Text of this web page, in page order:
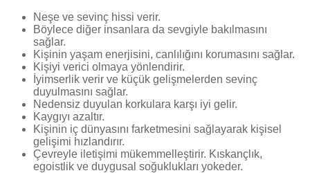
Neşe ve sevinç hissi verir.
Böylece diğer insanlara da sevgiyle bakılmasını
sağlar.
Kişinin yaşam enerjisini, canlılığını korumasını sağlar.
Kişiyi verici olmaya yönlendirir.
İyimserlik verir ve küçük gelişmelerden sevinç
duyulmasını sağlar.
Nedensiz duyulan korkulara karşı iyi gelir.
Kaygıyı azaltır.
Kişinin iç dünyasını farketmesini sağlayarak kişisel
gelişimi hızlandırır.
Çevreyle iletişimi mükemmelleştirir. Kıskançlık,
egoistlik ve duygusal soğuklukları yokeder.